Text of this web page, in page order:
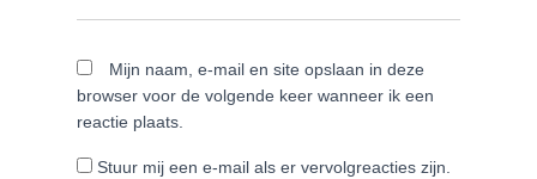
Mijn naam, e-mail en site opslaan in deze
browser voor de volgende keer wanneer ik een
reactie plaats.
Stuur mij een e-mail als er vervolgreacties zijn.